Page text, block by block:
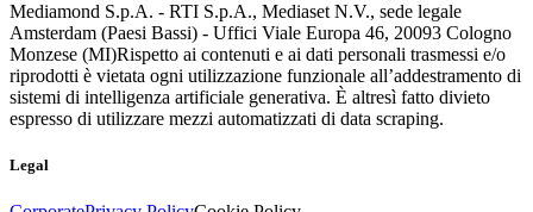
Mediamond S.p.A. - RTI S.p.A., Mediaset N.V., sede legale
Amsterdam (Paesi Bassi) - Uffici Viale Europa 46, 20093 Cologno
Monzese (MI)Rispetto ai contenuti e ai dati personali trasmessi e/o
riprodotti è vietata ogni utilizzazione funzionale all’addestramento di
sistemi di intelligenza artificiale generativa. È altresì fatto divieto
espresso di utilizzare mezzi automatizzati di data scraping.
Legal